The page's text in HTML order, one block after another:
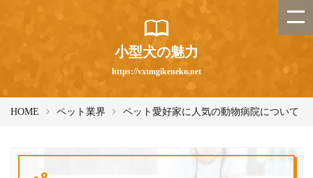
小型犬の魅力
https://vxtmgikeneko.net
HOME ペット業界 ペット愛好家に人気の動物病院について